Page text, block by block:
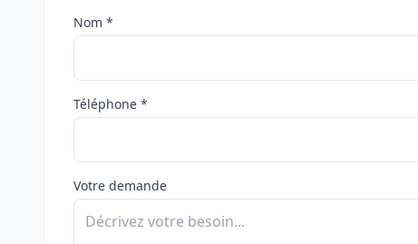
Nom *
Téléphone *
Votre demande